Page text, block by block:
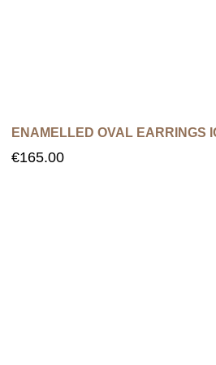
ENAMELLED OVAL EARRINGS
€165.00